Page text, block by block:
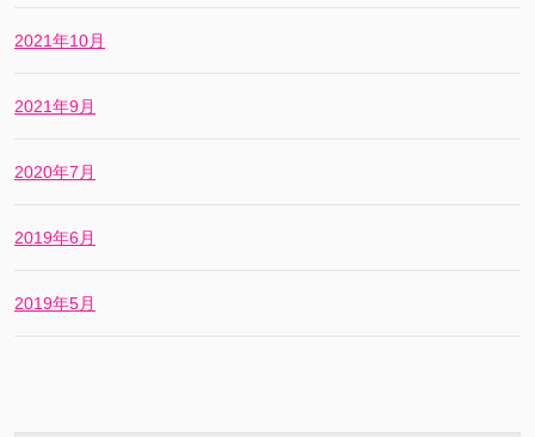
2021年10月
2021年9月
2020年7月
2019年6月
2019年5月